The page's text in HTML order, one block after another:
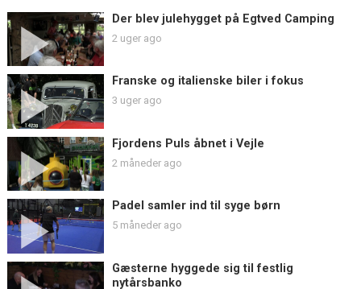
Der blev julehygget på Egtved Camping
2 uger ago
Franske og italienske biler i fokus
3 uger ago
Fjordens Puls åbnet i Vejle
2 måneder ago
Padel samler ind til syge børn
5 måneder ago
Gæsterne hyggede sig til festlig
nytårsbanko